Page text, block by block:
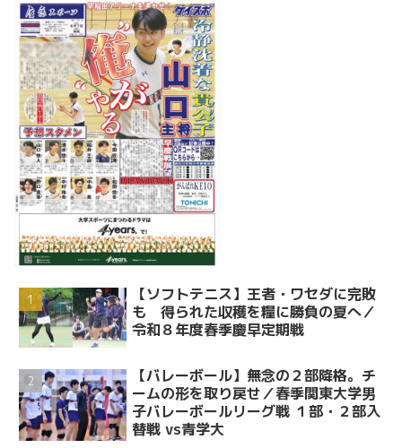
【ソフトテニス】王者・ワセダに完敗
も 得られた収穫を糧に勝負の夏へ／
令和８年度春季慶早定期戦
【バレーボール】無念の２部降格。チ
ームの形を取り戻せ／春季関東大学男
子バレーボールリーグ戦 １部・２部入
替戦 vs青学大